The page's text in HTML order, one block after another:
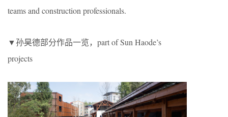
teams and construction professionals.
▼孙昊德部分作品一览，part of Sun Haode’s
projects